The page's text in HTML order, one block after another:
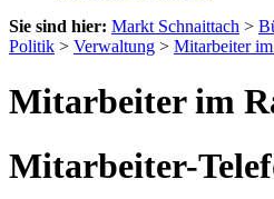
Sie sind hier: Markt Schnaittach >
Politik > Verwaltung > Mitarbeiter
Mitarbeiter im
Mitarbeiter-